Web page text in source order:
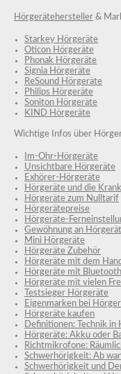
Hörgerätehersteller &
Starkey Hörgeräte
Oticon Hörgeräte
Phonak Hörgeräte
Signia Hörgeräte
ReSound Hörgeräte
Philips Hörgeräte
Soniton Hörgeräte
KIND Hörgeräte
Wichtige Infos über
Im-Ohr-Hörgeräte
Unsichtbare Hörgeräte
Exhörer-Hörgeräte
Hörgeräte und die
Hörgeräte zum Nulltarif
Hörgerätepreise
Hörgeräte-
Gewöhnung an
Mini Hörgeräte
Hörgeräte Zubehör
Hörgeräte mit dem
Hörgeräte mit Bluetooth
Hörgeräte mit vielen
Testsieger Hörgeräte
Eigenmarken bei
Hörgeräte kaufen
Definitionen: Technik in
Hörgeräte: Akku oder
Richtmikrofone:
Schwerhörigkeit: Ab
Schwerhörigkeit und